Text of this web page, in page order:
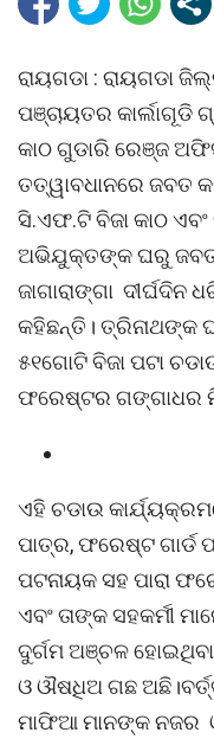
ରାୟଗଡା : ରାୟଗଡା
ପଞ୍ଚାୟତର
କାଠ ଗୁଡାରି ରେଞ୍ଜ
ତତ୍ୱାବଧାନରେ ଜବତ
ସି.ଏଫ.ଟି ବିଜା କାଠ ଏବଂ
ଅଭିଯୁକ୍ତଙ୍କ ଘରୁ ଜବତ
ଜାଗାରାଙ୍ଗା ଦୀର୍ଘଦିନ
କହିଛନ୍ତି। ତ୍ରିନାଥଙ୍କ
୫୧ଗୋଟି ବିଜା ପଟା
ଫରେଷ୍ଟର ଗଙ୍ଗାଧର
ଏହି ଚଡାଉ
ପାତ୍ର, ଫରେଷ୍ଟ ଗାର୍ଡ
ପଟନାୟକ ସହ ପାରା
ଏବଂ ତାଙ୍କ ସହକର୍ମୀ
ଦୁର୍ଗମ ଅଞ୍ଚଳ
ଓ ଔଷଧିଅ ଗଛ
ମାଫିଆ ମାନଙ୍କ ନଜର